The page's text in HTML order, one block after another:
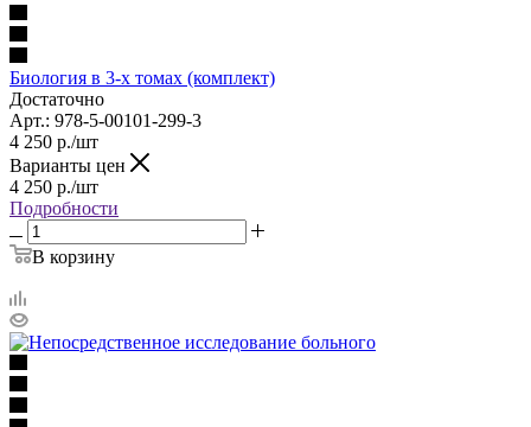
Биология в 3-х томах (комплект)
Достаточно
Арт.: 978-5-00101-299-3
4 250 р./шт
Варианты цен
4 250 р./шт
Подробности
В корзину